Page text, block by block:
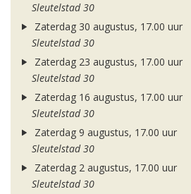
Sleutelstad 30
Zaterdag 30 augustus, 17.00 uur
Sleutelstad 30
Zaterdag 23 augustus, 17.00 uur
Sleutelstad 30
Zaterdag 16 augustus, 17.00 uur
Sleutelstad 30
Zaterdag 9 augustus, 17.00 uur
Sleutelstad 30
Zaterdag 2 augustus, 17.00 uur
Sleutelstad 30